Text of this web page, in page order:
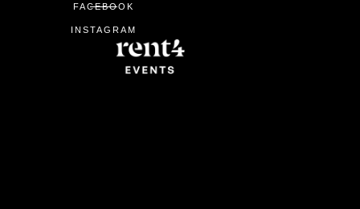
FACEBOOK
INSTAGRAM